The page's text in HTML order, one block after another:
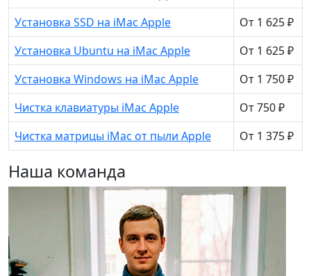
Установка SSD на iMac Apple
От 1 625 ₽
Установка Ubuntu на iMac Apple
От 1 625 ₽
Установка Windows на iMac Apple
От 1 750 ₽
Чистка клавиатуры iMac Apple
От 750 ₽
Чистка матрицы iMac от пыли Apple
От 1 375 ₽
Наша команда